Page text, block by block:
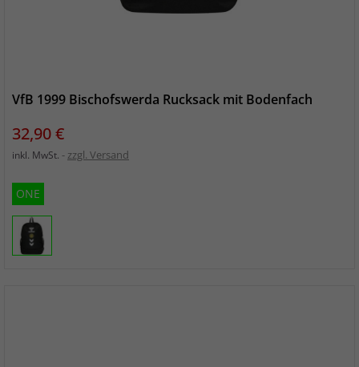
VfB 1999 Bischofswerda Rucksack mit Bodenfach
Preis
32,90 €
inkl. MwSt. zzgl. Versand
ONE